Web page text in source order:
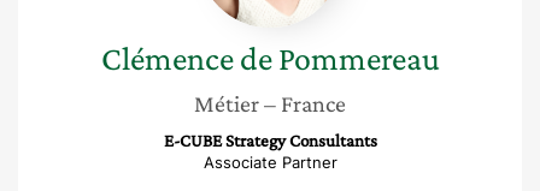
Clémence de Pommereau
Métier– France
E-CUBE Strategy Consultants
Associate Partner